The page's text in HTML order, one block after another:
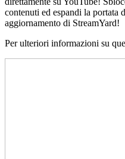
contenuti ed espandi la
aggiornamento di StreamYard!
Per ulteriori informazioni su